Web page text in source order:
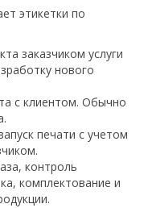
этикетки по
заказчиком услуги
нового
с клиентом. Обычно
печати с учетом
контроль
комплектование и